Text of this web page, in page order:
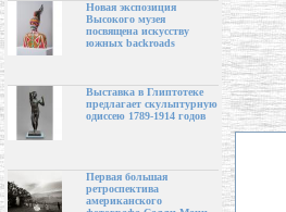
Новая экспозиция
Высокого музея
посвящена искусству
южных backroads
Выставка в Глиптотеке
предлагает скульптурную
одиссею 1789-1914 годов
Первая большая
ретроспектива
американского